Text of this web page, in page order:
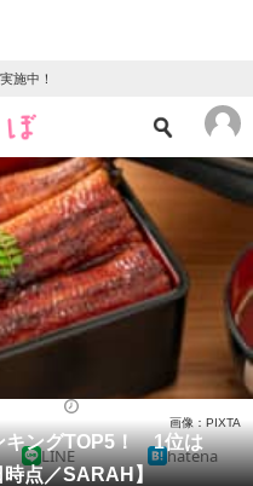
施中！
ース
ズ
・育児
キングTOP5！ 1位は
時点／SARAH】
画像：PIXTA
LINE hatena